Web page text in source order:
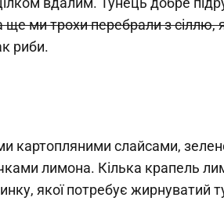
ще ми трохи перебрали з сіллю,
риби.
картопляними слайсами,
лимона. Кілька крапель
якої потребує жирнуватий